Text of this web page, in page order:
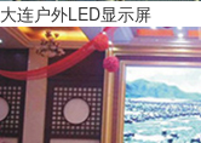
大连户外LED显示屏